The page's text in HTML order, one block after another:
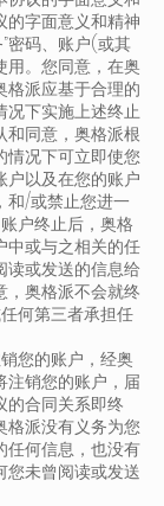
的字面意义和精神
密码、账户(或其
用。您同意，在奥
格派应基于合理的
况下实施上述终止
和同意，奥格派根
情况下可立即使您
户以及在您的账户
和/或禁止您进一
户终止后，奥格
中或与之相关的任
读或发送的信息给
，奥格派不会就终
何第三者承担任
您的账户，经奥
注销您的账户，届
的合同关系即终
格派没有义务为您
任何信息，也没有
您未曾阅读或发送